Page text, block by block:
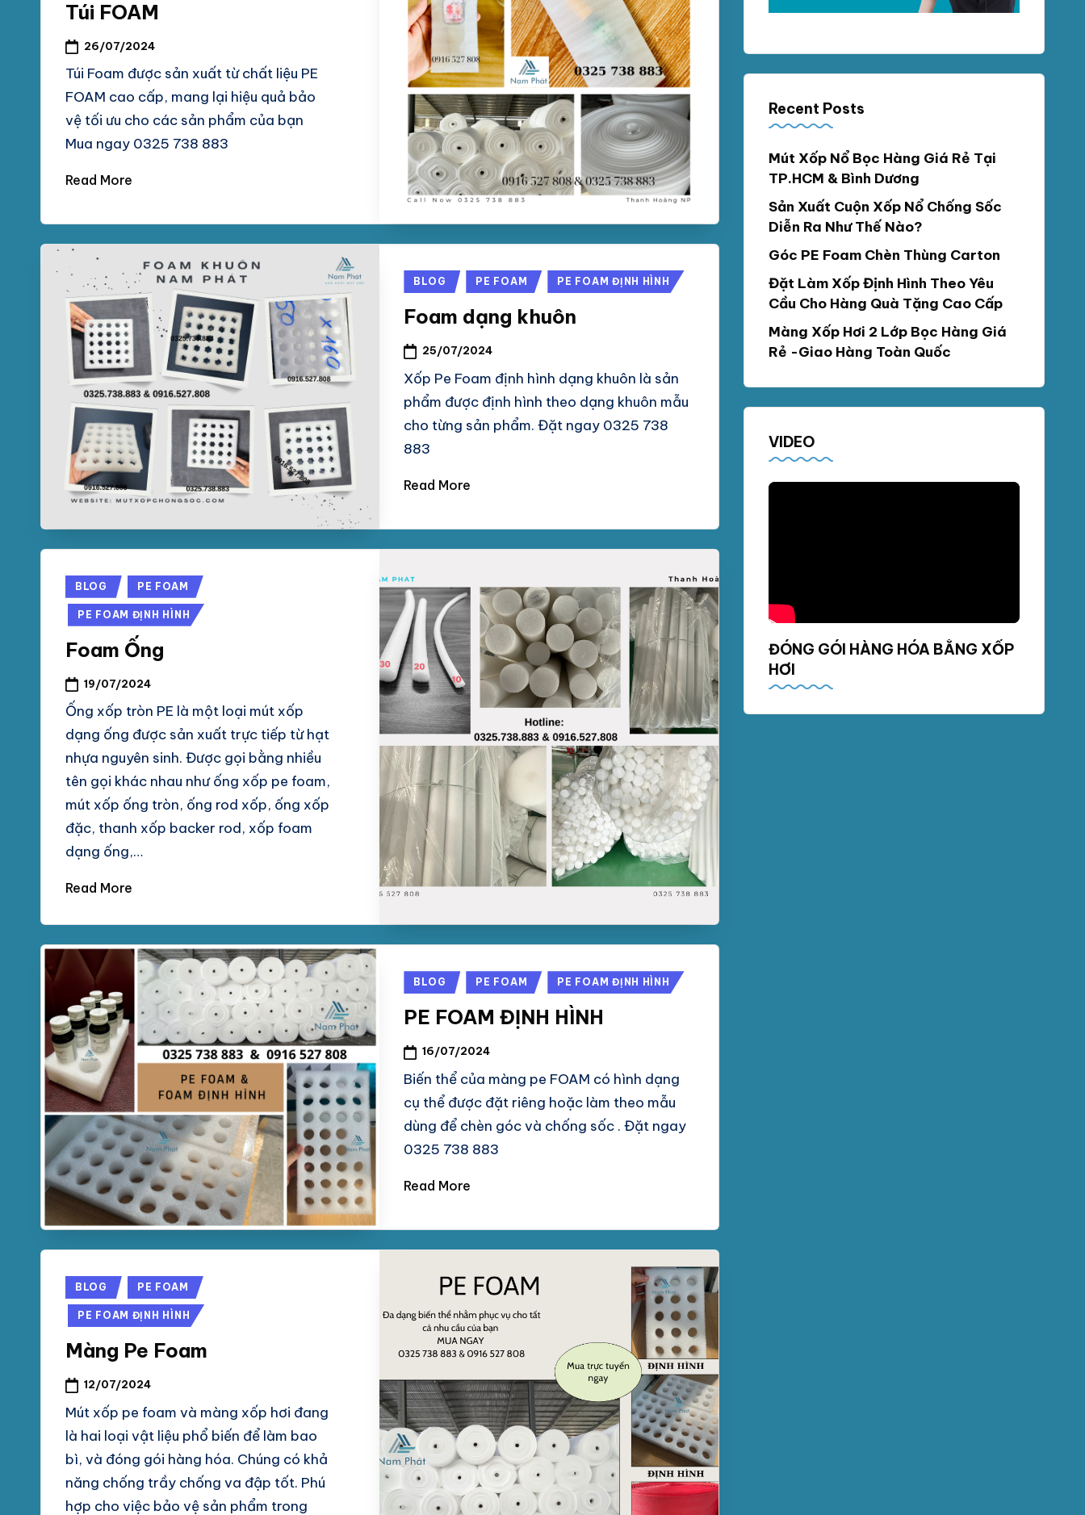
TpHCM,
Bình
Dương
Túi FOAM
26/07/2024
Túi Foam được sản xuất từ chất liệu PE
FOAM cao cấp, mang lại hiệu quả bảo
vệ tối ưu cho các sản phẩm của bạn
Mua ngay 0325 738 883
Read More
Posted
BLOG PE FOAM PE FOAM ĐỊNH HÌNH
Foam dạng khuôn
25/07/2024
Xốp Pe Foam định hình dạng khuôn là sản
phẩm được định hình theo dạng khuôn mẫu
cho từng sản phẩm. Đặt ngay 0325 738
883
Read More
Posted
in
BLOG PE FOAM
PE FOAM ĐỊNH HÌNH
Foam Ống
19/07/2024
Ống xốp tròn PE là một loại mút xốp
dạng ống được sản xuất trực tiếp từ hạt
nhựa nguyên sinh. Được gọi bằng nhiều
tên gọi khác nhau như ống xốp pe foam,
mút xốp ống tròn, ống rod xốp, ống xốp
đặc, thanh xốp backer rod, xốp foam
dạng ống,…
Read More
Posted
BLOG PE FOAM PE FOAM ĐỊNH HÌNH
PE FOAM ĐỊNH HÌNH
16/07/2024
Biến thể của màng pe FOAM có hình dạng
cụ thể được đặt riêng hoặc làm theo mẫu
dùng để chèn góc và chống sốc . Đặt ngay
0325 738 883
Read More
Posted
in
BLOG PE FOAM
PE FOAM ĐỊNH HÌNH
Màng Pe Foam
12/07/2024
Mút xốp pe foam và màng xốp hơi đang
là hai loại vật liệu phổ biến để làm bao
bì, và đóng gói hàng hóa. Chúng có khả
năng chống trầy chống va đập tốt. Phú
hợp cho việc bảo vệ sản phẩm trong
Recent Posts
Mút Xốp Nổ Bọc Hàng Giá Rẻ Tại
TP.HCM & Bình Dương
Sản Xuất Cuộn Xốp Nổ Chống Sốc
Diễn Ra Như Thế Nào?
Góc PE Foam Chèn Thùng Carton
Đặt Làm Xốp Định Hình Theo Yêu
Cầu Cho Hàng Quà Tặng Cao Cấp
Màng Xốp Hơi 2 Lớp Bọc Hàng Giá
Rẻ -Giao Hàng Toàn Quốc
VIDEO
ĐÓNG GÓI HÀNG HÓA BẰNG XỐP
HƠI